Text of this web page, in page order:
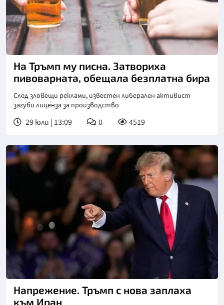
Снимка: goggle
На Тръмп му писна. Затвориха
пивоварната, обещала безплатна бира
След зловещи реклами, известен либерален активист
загуби лиценза за производство
29 юли | 13:09 0 4519
Снимка: АП/БТА
Напрежение. Тръмп с нова заплаха
към Иран